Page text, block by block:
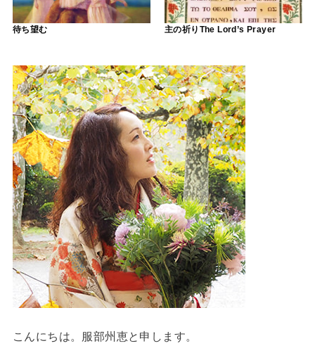
待ち望む 主の祈りThe Lord’s Prayer
こんにちは。服部州恵と申します。